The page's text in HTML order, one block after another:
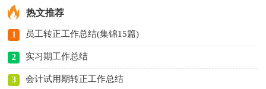
热文推荐
1 员工转正工作总结(集锦15篇)
2 实习期工作总结
3 会计试用期转正工作总结